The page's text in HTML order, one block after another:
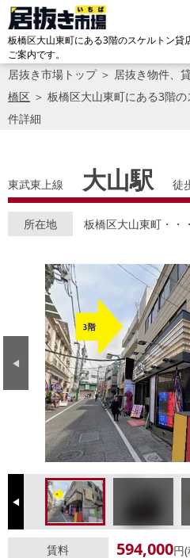
板橋区大山東町にある3階のスケルトン貸
ご案内です。
居抜き市場トップ＞ 居抜き物件、
橋区 ＞ 板橋区大山東町にある3階
件詳細
東武東上線 大山駅 徒
所在地 板橋区大山東町・・
Previous
Previous
賃料 594,000円